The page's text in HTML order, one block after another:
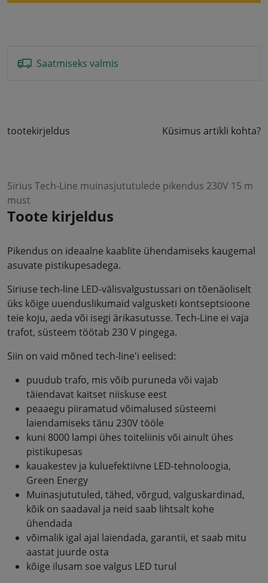
Saatmiseks valmis
tootekirjeldus Küsimus artikli kohta?
Sirius Tech-Line muinasjututulede pikendus 230V 15 m
must
Toote kirjeldus
Pikendus on ideaalne kaablite ühendamiseks kaugemal
asuvate pistikupesadega.
Siriuse tech-line LED-välisvalgustussari on tõenäoliselt
üks kõige uuenduslikumaid valgusketi kontseptsioone
teie koju, aeda või isegi ärikasutusse. Tech-Line ei vaja
trafot, süsteem töötab 230 V pingega.
Siin on vaid mõned tech-line'i eelised:
puudub trafo, mis võib puruneda või vajab
täiendavat kaitset niiskuse eest
peaaegu piiramatud võimalused süsteemi
laiendamiseks tänu 230V tööle
kuni 8000 lampi ühes toiteliinis või ainult ühes
pistikupesas
kauakestev ja kuluefektiivne LED-tehnoloogia,
Green Energy
Muinasjututuled, tähed, võrgud, valguskardinad,
kõik on saadaval ja neid saab lihtsalt kohe
ühendada
võimalik igal ajal laiendada, garantii, et saab mitu
aastat juurde osta
kõige ilusam soe valgus LED turul